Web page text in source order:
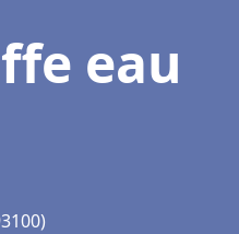
eau